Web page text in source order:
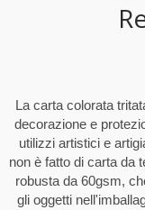
La carta colorata
decorazione e
utilizzi artistici e
non è fatto di carta da
robusta da 60gsm,
gli oggetti